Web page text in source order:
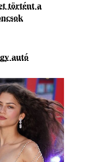
történt a
autó